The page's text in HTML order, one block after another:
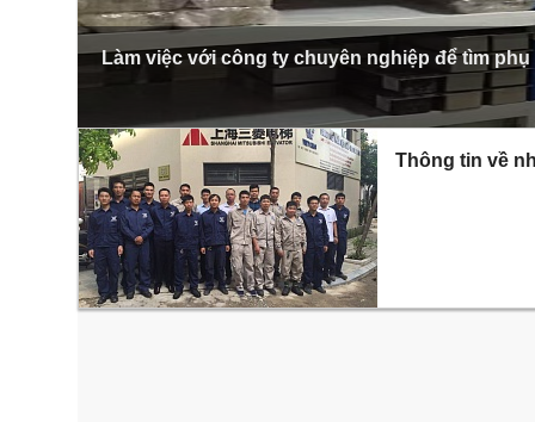
Làm việc với công ty chuyên nghiệp để tìm
Thông tin về